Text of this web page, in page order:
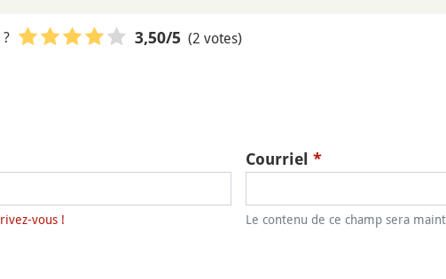
3,50/5 (2 votes)
vous !
Courriel *
Le contenu de ce champ sera